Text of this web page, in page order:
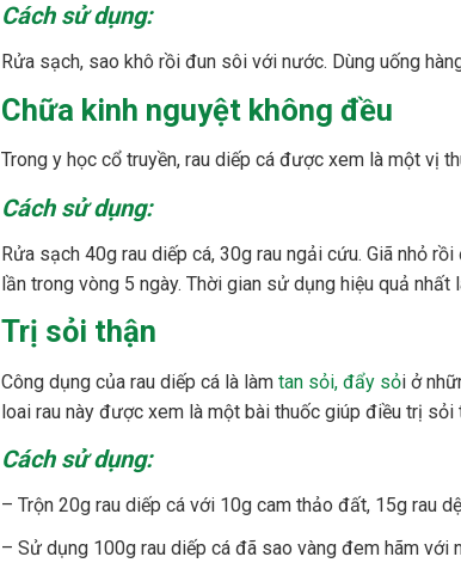
Cách sử dụng:
Rửa sạch, sao khô rồi đun sôi với nước. Dùng uống
Chữa kinh nguyệt không đều
Trong y học cổ truyền, rau diếp cá được xem là một vị
Cách sử dụng:
Rửa sạch 40g rau diếp cá, 30g rau ngải cứu. Giã nhỏ
lần trong vòng 5 ngày. Thời gian sử dụng hiệu quả nhất
Trị sỏi thận
Công dụng của rau diếp cá là làm tan sỏi, đẩy sỏi ở
loai rau này được xem là một bài thuốc giúp điều trị sỏi
Cách sử dụng:
– Trộn 20g rau diếp cá với 10g cam thảo đất, 15g rau
– Sử dụng 100g rau diếp cá đã sao vàng đem hãm với